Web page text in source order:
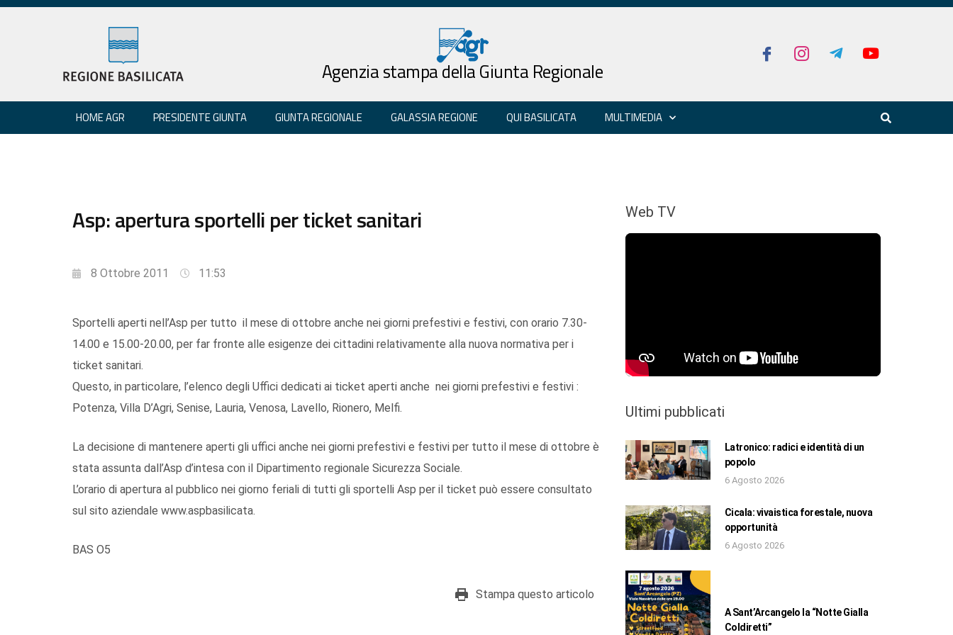
Agenzia stampa della Giunta Regionale
HOME AGR PRESIDENTE GIUNTA GIUNTA REGIONALE GALASSIA REGIONE QUI BASILICATA MULTIMEDIA
Asp: apertura sportelli per ticket sanitari
8 Ottobre 2011 11:53
Sportelli aperti nell’Asp per tutto il mese di ottobre anche nei giorni prefestivi e festivi, con orario 7.30-
14.00 e 15.00-20.00, per far fronte alle esigenze dei cittadini relativamente alla nuova normativa per i
ticket sanitari.
Questo, in particolare, l’elenco degli Uffici dedicati ai ticket aperti anche nei giorni prefestivi e festivi :
Potenza, Villa D’Agri, Senise, Lauria, Venosa, Lavello, Rionero, Melfi.
La decisione di mantenere aperti gli uffici anche nei giorni prefestivi e festivi per tutto il mese di ottobre è
stata assunta dall’Asp d’intesa con il Dipartimento regionale Sicurezza Sociale.
L’orario di apertura al pubblico nei giorno feriali di tutti gli sportelli Asp per il ticket può essere consultato
sul sito aziendale www.aspbasilicata.
BAS O5
Stampa questo articolo
Web TV
Ultimi pubblicati
Latronico: radici e identità di un
popolo
6 Agosto 2026
Cicala: vivaistica forestale, nuova
opportunità
6 Agosto 2026
A Sant’Arcangelo la “Notte Gialla
Coldiretti”